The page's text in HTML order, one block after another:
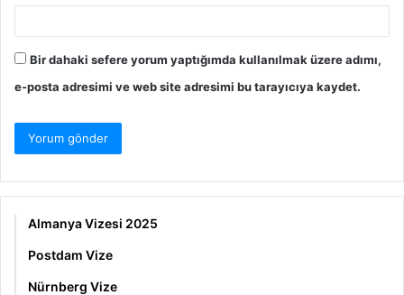
Bir dahaki sefere yorum yaptığımda kullanılmak üzere adımı,
e-posta adresimi ve web site adresimi bu tarayıcıya kaydet.
Almanya Vizesi 2025
Postdam Vize
Nürnberg Vize